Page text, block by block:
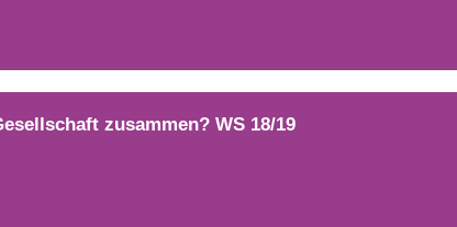
zusammen? WS 18/19